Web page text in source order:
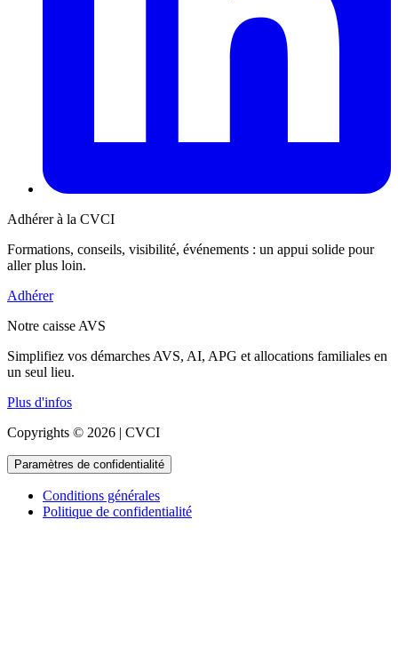
Adhérer à la CVCI
Formations, conseils, visibilité, événements : un appui solide pour
aller plus loin.
Adhérer
Notre caisse AVS
Simplifiez vos démarches AVS, AI, APG et allocations familiales en
un seul lieu.
Plus d'infos
Copyrights © 2026 | CVCI
Paramètres de confidentialité
Conditions générales
Politique de confidentialité